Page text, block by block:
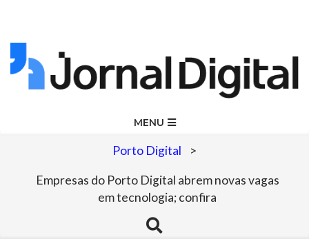
Skip
to
Jornal
Digital
MENU
Porto Digital >
Empresas do Porto Digital abrem novas vagas
em tecnologia; confira
Search